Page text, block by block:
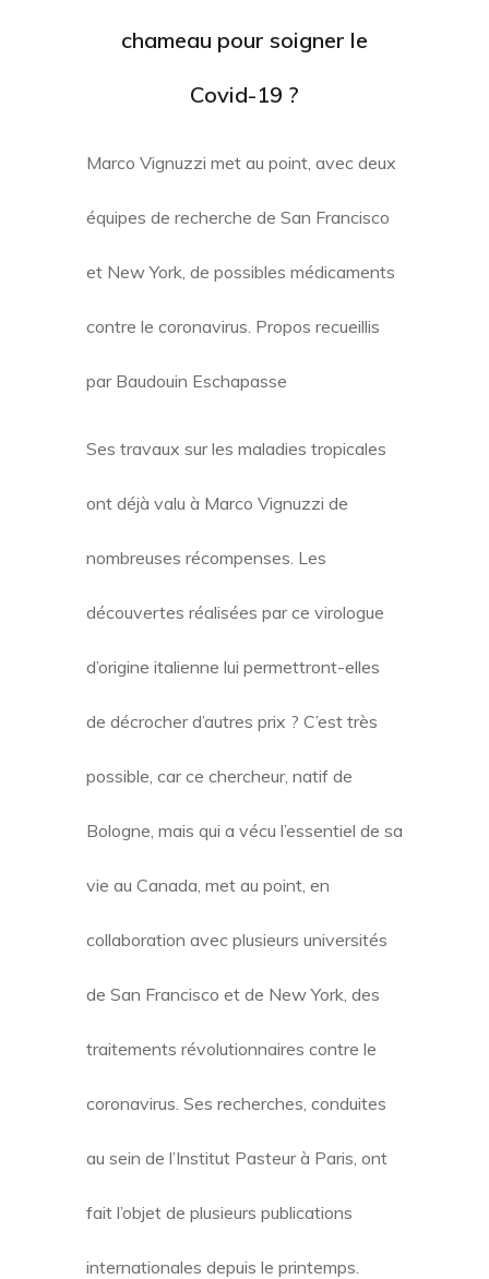
chameau pour soigner le
Covid-19 ?
Marco Vignuzzi met au point, avec deux
équipes de recherche de San Francisco
et New York, de possibles médicaments
contre le coronavirus. Propos recueillis
par Baudouin Eschapasse
Ses travaux sur les maladies tropicales
ont déjà valu à Marco Vignuzzi de
nombreuses récompenses. Les
découvertes réalisées par ce virologue
d’origine italienne lui permettront-elles
de décrocher d’autres prix ? C’est très
possible, car ce chercheur, natif de
Bologne, mais qui a vécu l’essentiel de sa
vie au Canada, met au point, en
collaboration avec plusieurs universités
de San Francisco et de New York, des
traitements révolutionnaires contre le
coronavirus. Ses recherches, conduites
au sein de l’Institut Pasteur à Paris, ont
fait l’objet de plusieurs publications
internationales depuis le printemps.